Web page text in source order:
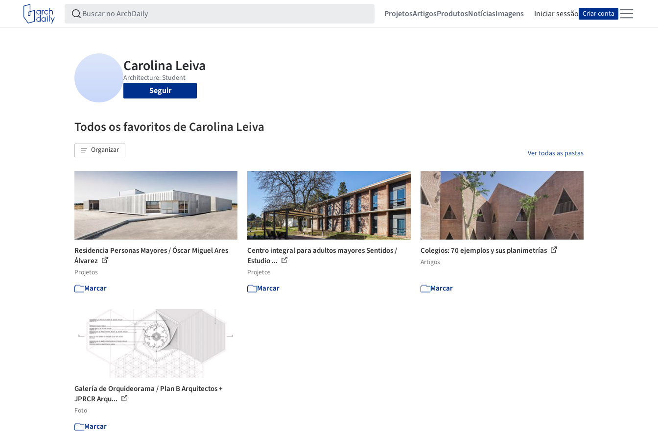
ProjetosArtigosProdutosNotíciasImagens Iniciar sessão Criar conta
Seguir
Todos os favoritos de Carolina Leiva
Organizar Ver todas as pastas
Residencia Personas Mayores / Óscar Miguel Ares
Álvarez
Projetos
Marcar
Centro integral para adultos mayores Sentidos /
Estudio ...
Projetos
Marcar
Colegios: 70 ejemplos y sus planimetrías
Artigos
Marcar
Galería de Orquideorama / Plan B Arquitectos +
JPRCR Arqu...
Foto
Marcar